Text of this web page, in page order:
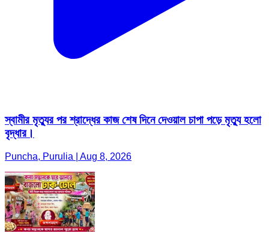
স্বামীর মৃত্যুর পর শ্রাদ্ধের কাজ শেষ দিনে দেওয়াল চাপা পড়ে মৃত্যু হলো
বৃদ্ধার।
Puncha, Purulia | Aug 8, 2026